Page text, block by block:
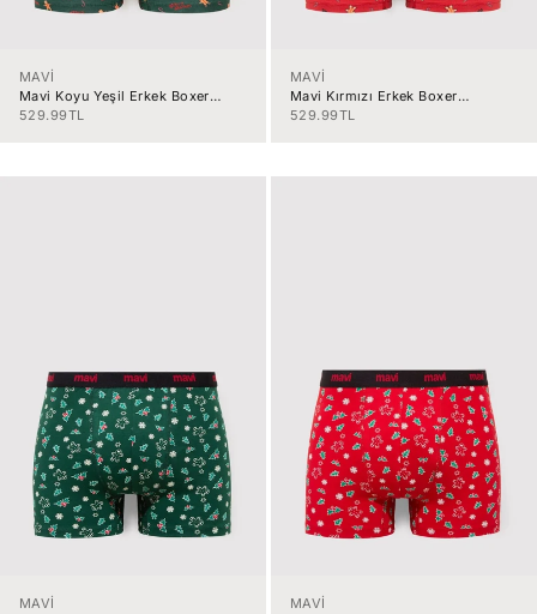
MAVİ
Mavi Koyu Yeşil Erkek Boxer
M0912133-7
İndirimli fiyat
529.99TL
MAVİ
Mavi Kırmızı Erkek Boxer
M0912133-3
İndirimli fiyat
529.99TL
MAVİ
MAVİ